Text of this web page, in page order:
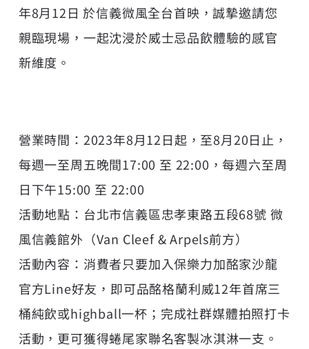
年8月12日 於信義微風全台首映，誠摯邀請您
親臨現場，一起沈浸於威士忌品飲體驗的感官
新維度。
營業時間：2023年8月12日起，至8月20日止，
每週一至周五晚間17:00 至 22:00，每週六至周
日下午15:00 至 22:00
活動地點：台北市信義區忠孝東路五段68號 微
風信義館外（Van Cleef & Arpels前方）
活動內容：消費者只要加入保樂力加酩家沙龍
官方Line好友，即可品酩格蘭利威12年首席三
桶純飲或highball一杯；完成社群媒體拍照打卡
活動，更可獲得蜷尾家聯名客製冰淇淋一支。